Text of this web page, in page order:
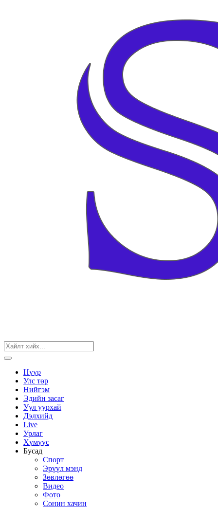
Нүүр
Улс төр
Нийгэм
Эдийн засаг
Уул уурхай
Дэлхийд
Live
Урлаг
Хүмүүс
Бусад
Спорт
Эрүүл мэнд
Зөвлөгөө
Видео
Фото
Сонин хачин